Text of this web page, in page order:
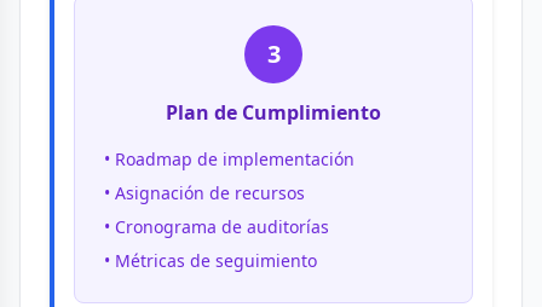
3
Plan de Cumplimiento
• Roadmap de implementación
• Asignación de recursos
• Cronograma de auditorías
• Métricas de seguimiento